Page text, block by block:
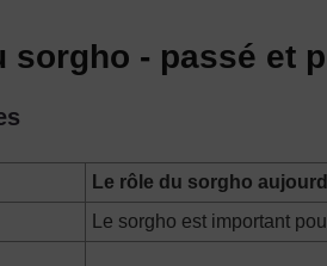
sorgho - passé et
Le rôle du sorgho
Le sorgho est important